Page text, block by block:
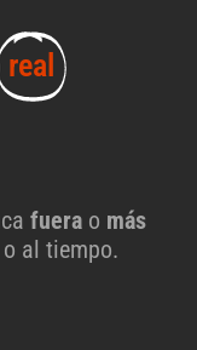
real
fuera o más
al tiempo.